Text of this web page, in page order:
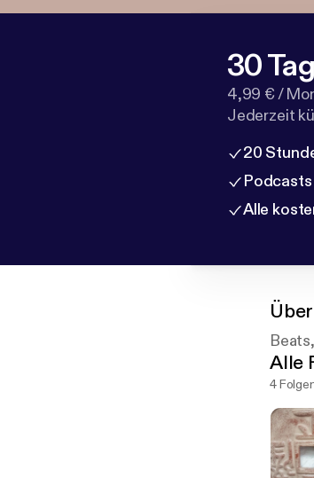
30
4,99 € /
Jederzeit
20
Alle
Über
Alle
4